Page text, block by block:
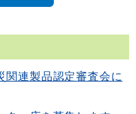
関連製品認定審査会に